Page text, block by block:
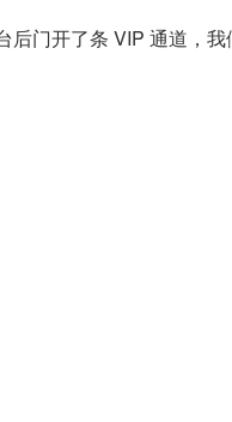
后门开了条 VIP 通道，我